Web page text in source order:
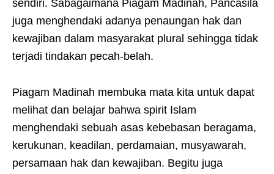
sendiri. Sabagaimana Piagam Madinah, Pancasila
juga menghendaki adanya penaungan hak dan
kewajiban dalam masyarakat plural sehingga tidak
terjadi tindakan pecah-belah.
Piagam Madinah membuka mata kita untuk dapat
melihat dan belajar bahwa spirit Islam
menghendaki sebuah asas kebebasan beragama,
kerukunan, keadilan, perdamaian, musyawarah,
persamaan hak dan kewajiban. Begitu juga